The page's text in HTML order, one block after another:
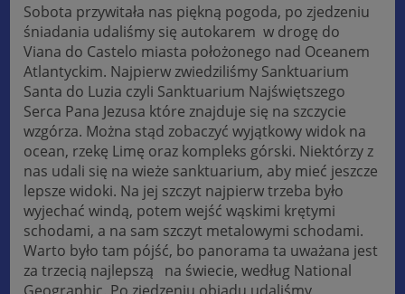
Sobota przywitała nas piękną pogoda, po zjedzeniu
śniadania udaliśmy się autokarem w drogę do
Viana do Castelo miasta położonego nad Oceanem
Atlantyckim. Najpierw zwiedziliśmy Sanktuarium
Santa do Luzia czyli Sanktuarium Najświętszego
Serca Pana Jezusa które znajduje się na szczycie
wzgórza. Można stąd zobaczyć wyjątkowy widok na
ocean, rzekę Limę oraz kompleks górski. Niektórzy z
nas udali się na wieże sanktuarium, aby mieć jeszcze
lepsze widoki. Na jej szczyt najpierw trzeba było
wyjechać windą, potem wejść wąskimi krętymi
schodami, a na sam szczyt metalowymi schodami.
Warto było tam pójść, bo panorama ta uważana jest
za trzecią najlepszą na świecie, według National